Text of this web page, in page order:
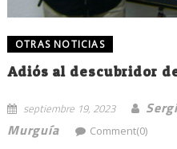
OTRAS NOTICIAS
Adiós al descubridor
septiembre 19, 2023
Murguía
Comment(0)